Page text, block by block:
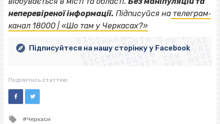
неперевіреної інформації. Підписуйся на телеграм‐
канал 18000 | «Шо там у Черкасах?»
ВІСІМНАДЦЯТЬ ТРИ НУЛІ
ВІСІМНАДЦЯТЬ ТРИ НУЛІ
ВІСІМНАДЦЯТЬ ТРИ НУЛІ
ВІСІМНАДЦЯТЬ ТРИ НУЛІ
ВІСІМНАДЦЯТЬ ТРИ НУЛІ
ВІСІМНАДЦЯТЬ ТРИ НУЛІ
ВІСІМНАДЦЯТЬ ТРИ НУЛІ
ВІСІМНАДЦЯТЬ ТРИ НУЛІ
Підписуйтеся на нашу сторінку у Facebook
Поділитись статтею
Tagged
Черкаси